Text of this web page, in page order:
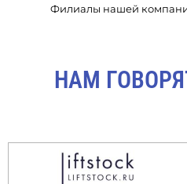
Филиалы нашей
НАМ